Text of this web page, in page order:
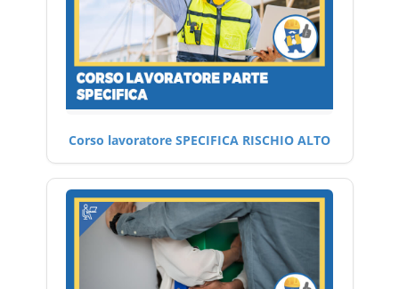
Corso lavoratore SPECIFICA RISCHIO ALTO